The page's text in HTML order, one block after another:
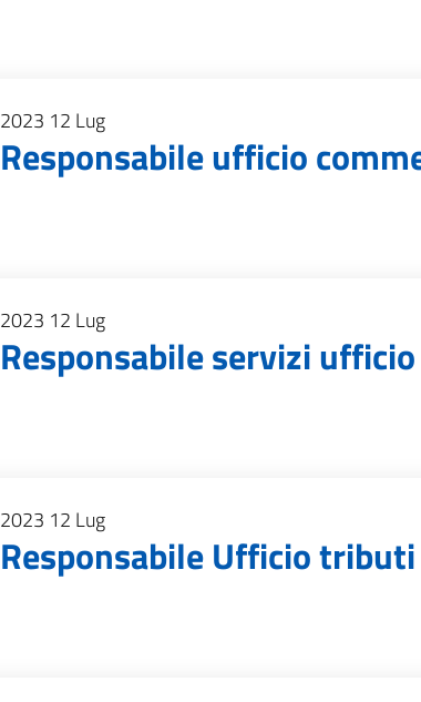
2023 12 Lug
Responsabile ufficio
2023 12 Lug
Responsabile servizi
2023 12 Lug
Responsabile Ufficio tributi